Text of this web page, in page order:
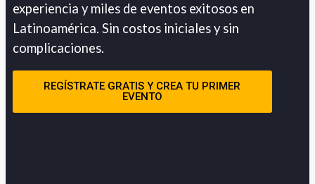
experiencia y miles de eventos exitosos en
Latinoamérica. Sin costos iniciales y sin
complicaciones.
REGÍSTRATE GRATIS Y CREA TU PRIMER
EVENTO